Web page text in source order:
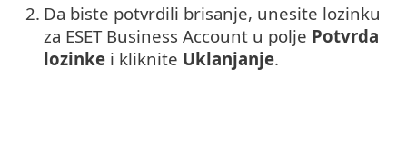
2. Da biste potvrdili brisanje, unesite lozinku
za ESET Business Account u polje Potvrda
lozinke i kliknite Uklanjanje.